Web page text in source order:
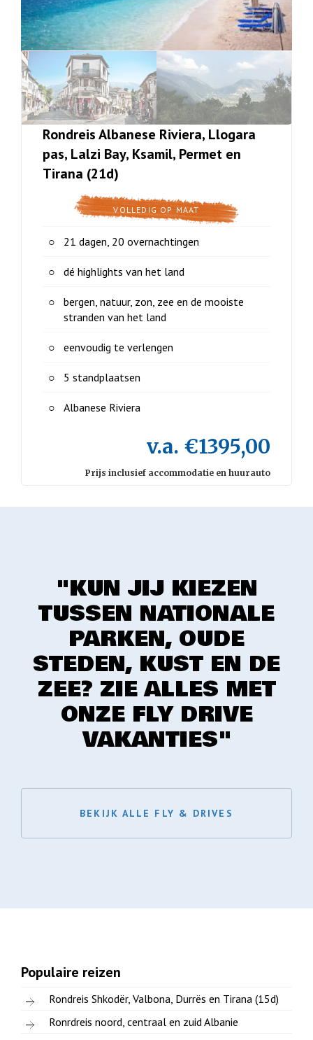
Rondreis Albanese Riviera, Llogara
pas, Lalzi Bay, Ksamil, Permet en
Tirana (21d)
VOLLEDIG OP MAAT
21 dagen, 20 overnachtingen
dé highlights van het land
bergen, natuur, zon, zee en de mooiste
stranden van het land
eenvoudig te verlengen
5 standplaatsen
Albanese Riviera
v.a. €1395,00
Prijs inclusief accommodatie en huurauto
"KUN JIJ KIEZEN
TUSSEN NATIONALE
PARKEN, OUDE
STEDEN, KUST EN DE
ZEE? ZIE ALLES MET
ONZE FLY DRIVE
VAKANTIES"
BEKIJK ALLE FLY & DRIVES
Populaire reizen
Rondreis Shkodër, Valbona, Durrës en Tirana (15d)
Ronrdreis noord, centraal en zuid Albanie